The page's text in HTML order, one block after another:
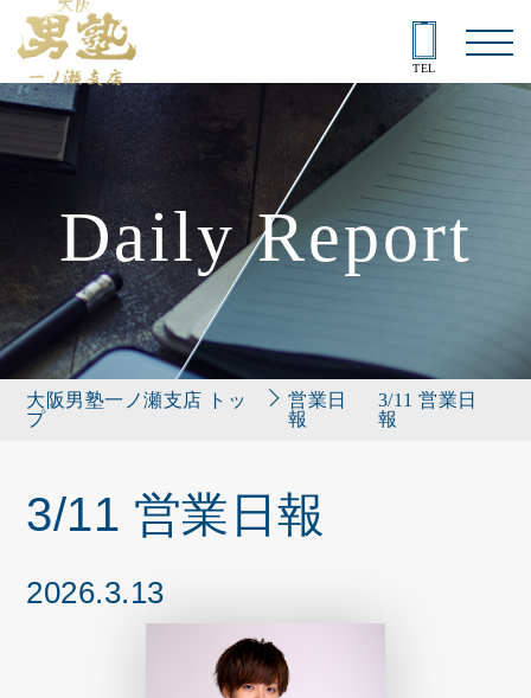
TEL
Daily Report
大阪男塾一ノ瀬支店 トッ
プ
営業日
報
3/11 営業日
報
3/11 営業日報
2026.3.13